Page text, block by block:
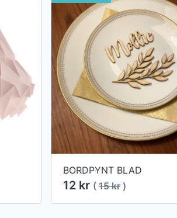
BORDPYNT BLAD
12 kr ( 15 kr )